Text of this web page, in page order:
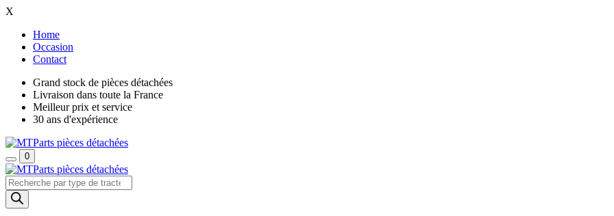
X
Home
Occasion
Contact
Grand stock de pièces détachées
Livraison dans toute la France
Meilleur prix et service
30 ans d'expérience
0
Recherche
de
produits